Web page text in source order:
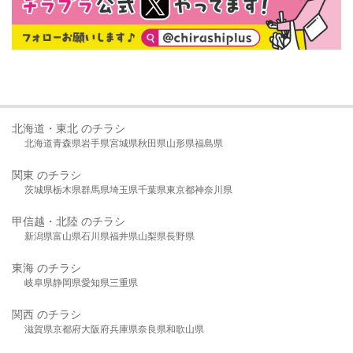
北海道・東北 のチラシ
北海道青森県岩手県宮城県秋田県山形県福島県
関東 のチラシ
茨城県栃木県群馬県埼玉県千葉県東京都神奈川県
甲信越・北陸 のチラシ
新潟県富山県石川県福井県山梨県長野県
東海 のチラシ
岐阜県静岡県愛知県三重県
関西 のチラシ
滋賀県京都府大阪府兵庫県奈良県和歌山県